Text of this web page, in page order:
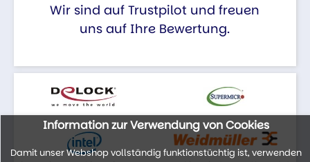
Wir sind auf Trustpilot und freuen
uns auf Ihre Bewertung.
Information zur Verwendung von Cookies
Damit unser Webshop vollständig funktionstüchtig ist, verwenden